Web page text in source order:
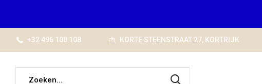
+32 496 100 108 KORTE STEENSTRAAT 27, KORTRIJK